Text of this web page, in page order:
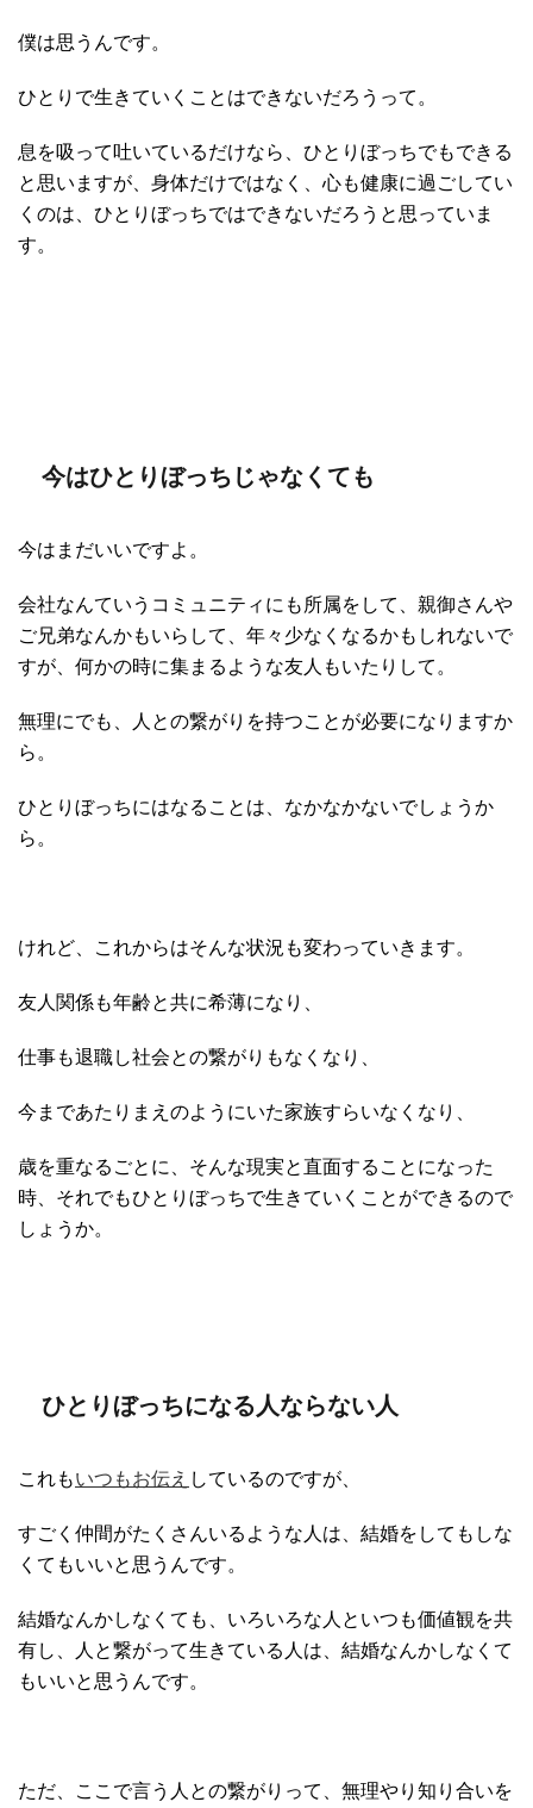
僕は思うんです。
ひとりで生きていくことはできないだろうって。
息を吸って吐いているだけなら、ひとりぼっちでもできる
と思いますが、身体だけではなく、心も健康に過ごしてい
くのは、ひとりぼっちではできないだろうと思っていま
す。
今はひとりぼっちじゃなくても
今はまだいいですよ。
会社なんていうコミュニティにも所属をして、親御さんや
ご兄弟なんかもいらして、年々少なくなるかもしれないで
すが、何かの時に集まるような友人もいたりして。
無理にでも、人との繋がりを持つことが必要になりますか
ら。
ひとりぼっちにはなることは、なかなかないでしょうか
ら。
けれど、これからはそんな状況も変わっていきます。
友人関係も年齢と共に希薄になり、
仕事も退職し社会との繋がりもなくなり、
今まであたりまえのようにいた家族すらいなくなり、
歳を重なるごとに、そんな現実と直面することになった
時、それでもひとりぼっちで生きていくことができるので
しょうか。
ひとりぼっちになる人ならない人
これもいつもお伝え しているのですが、
すごく仲間がたくさんいるような人は、結婚をしてもしな
くてもいいと思うんです。
結婚なんかしなくても、いろいろな人といつも価値観を共
有し、人と繋がって生きている人は、結婚なんかしなくて
もいいと思うんです。
ただ、ここで言う人との繋がりって、無理やり知り合いを